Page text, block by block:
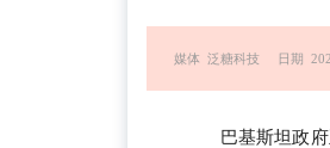
媒体 泛糖科技 日期
巴基斯坦政